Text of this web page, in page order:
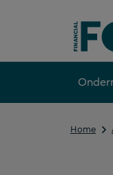
Home